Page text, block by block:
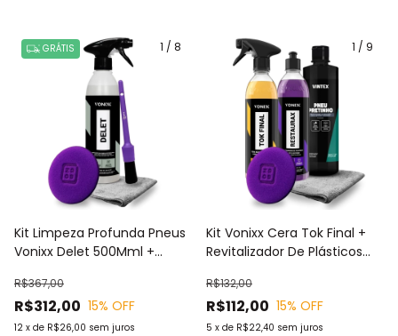
1 / 8
GRÁTIS
Kit Limpeza Profunda Pneus
Vonixx Delet 500Mml +
Toalha Microfibra + Pincel
R$312,00
R$367,00
15% OFF
12 x de R$26,00 sem juros
1 / 9
Kit Vonixx Cera Tok Final +
Revitalizador De Plásticos
Vintex + Aplicador Espuma +
Microfibra
R$112,00
R$132,00
15% OFF
5 x de R$22,40 sem juros